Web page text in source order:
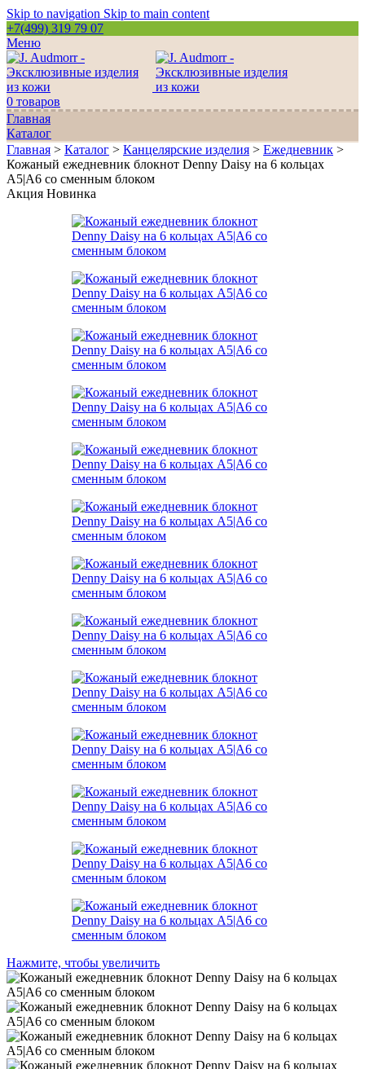
Skip to navigation Skip to main content
+7(499) 319 79 07
Меню
0 товаров
Главная
Каталог
Главная > Каталог > Канцелярские изделия > Ежедневник >
Кожаный ежедневник блокнот Denny Daisy на 6 кольцах
А5|A6 со сменным блоком
Акция Новинка
Нажмите, чтобы увеличить